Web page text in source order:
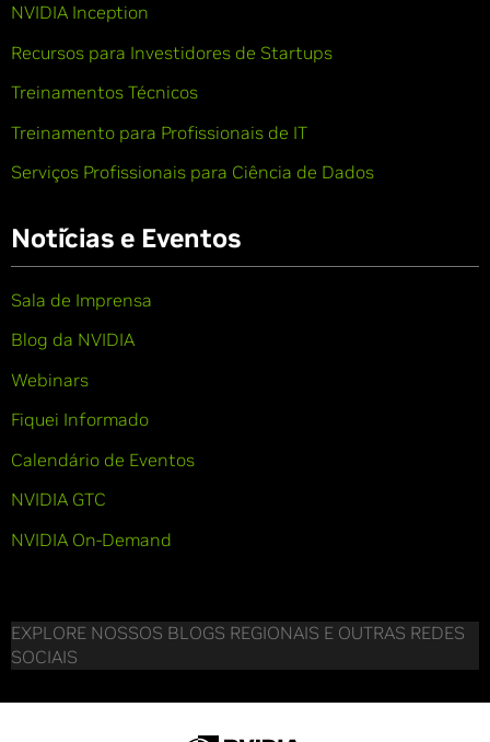
NVIDIA Inception
Recursos para Investidores de Startups
Treinamentos Técnicos
Treinamento para Profissionais de IT
Serviços Profissionais para Ciência de Dados
Notícias e Eventos
Sala de Imprensa
Blog da NVIDIA
Webinars
Fiquei Informado
Calendário de Eventos
NVIDIA GTC
NVIDIA On-Demand
EXPLORE NOSSOS BLOGS REGIONAIS E OUTRAS REDES
SOCIAIS